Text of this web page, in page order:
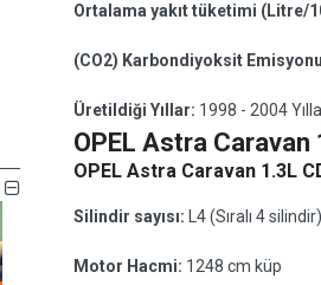
Ortalama yakıt tüketimi (Litre/
(CO2) Karbondiyoksit
Üretildiği Yıllar: 1998 - 2004
OPEL Astra
OPEL Astra Caravan 1.3L
Silindir sayısı: L4 (Sıralı 4 silindir)
Motor Hacmi: 1248 cm küp